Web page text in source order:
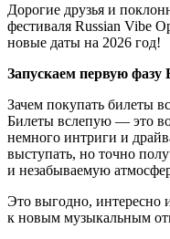
Дорогие друзья и
фестиваля Russian Vibe
новые даты на 2026 год!
Запускаем первую
Зачем покупать билеты
Билеты вслепую — это
немного интриги и
выступать, но точно
и незабываемую
Это выгодно, интересно
к новым музыкальным